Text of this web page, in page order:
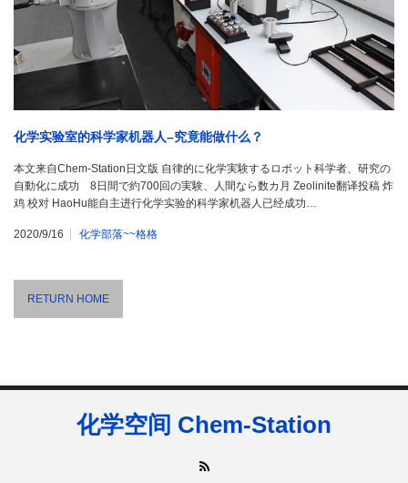
化学实验室的科学家机器人–究竟能做什么？
本文来自Chem-Station日文版 自律的に化学実験するロボット科学者、研究の
自動化に成功 8日間で約700回の実験、人間なら数カ月 Zeolinite翻译投稿 炸
鸡 校对 HaoHu能自主进行化学实验的科学家机器人已经成功…
2020/9/16 化学部落~~格格
RETURN HOME
化学空间 Chem-Station